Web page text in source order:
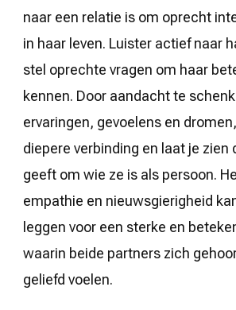
naar een relatie is om oprecht
in haar leven. Luister actief naar
stel oprechte vragen om haar
kennen. Door aandacht te
ervaringen, gevoelens en
diepere verbinding en laat je zien
geeft om wie ze is als persoon.
empathie en nieuwsgierigheid
leggen voor een sterke en
waarin beide partners zich
geliefd voelen.